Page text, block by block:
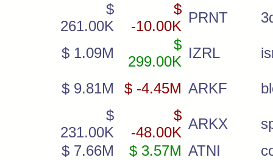
$
261.00K
$
-10.00K
PRNT
$ 1.09M
$
299.00K
IZRL
$ 9.81M $ -4.45M ARKF
$
231.00K
$
-48.00K
ARKX
$ 7.66M
$ 3.57M ATNI